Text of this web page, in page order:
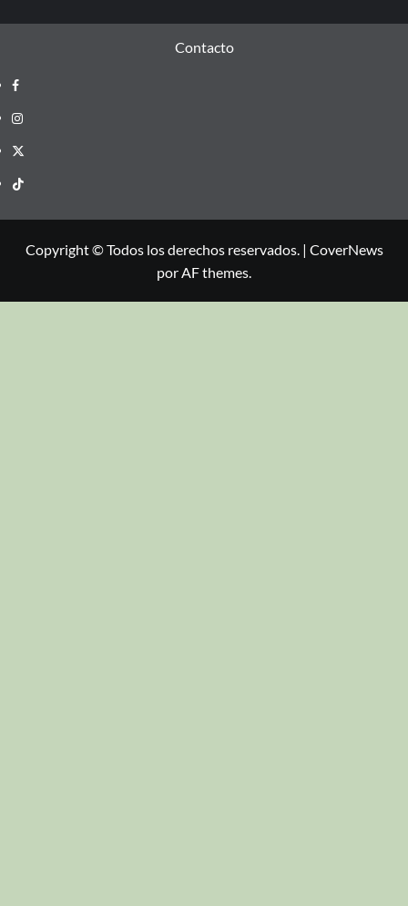
Contacto
Copyright © Todos los derechos reservados. | CoverNews
por AF themes.